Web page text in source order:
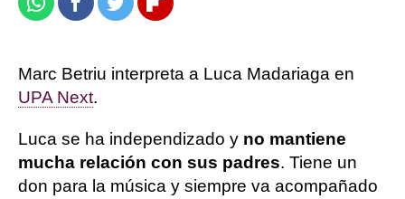
WhatsappFacebook
TwitterFlipboard
Marc Betriu interpreta a Luca Madariaga en
UPA Next.
Luca se ha independizado y no mantiene
mucha relación con sus padres. Tiene un
don para la música y siempre va acompañado